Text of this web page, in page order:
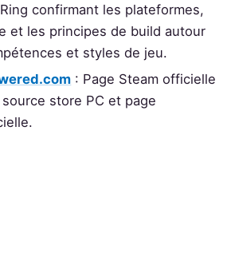
confirmant les plateformes,
et les principes de build autour
et styles de jeu.
: Page Steam officielle
store PC et page